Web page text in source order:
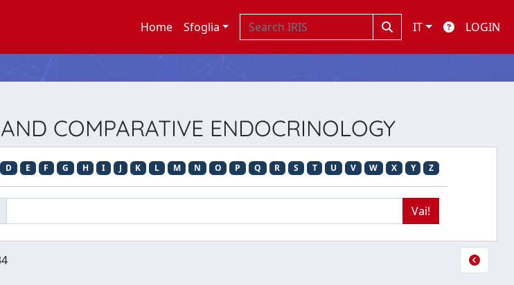
Home Sfoglia IT LOGIN
COMPARATIVE ENDOCRINOLOGY
D E F G H I J K L M N O P Q R S T U V W X Y Z